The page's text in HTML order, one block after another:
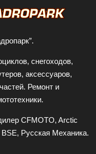
снегоходов,
аксессуаров,
Ремонт и
CFMOTO, Arctic
Русская Механика.